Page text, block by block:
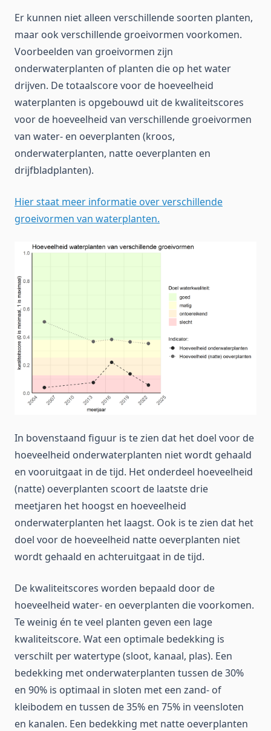
Er kunnen niet alleen verschillende soorten planten,
maar ook verschillende groeivormen voorkomen.
Voorbeelden van groeivormen zijn
onderwaterplanten of planten die op het water
drijven. De totaalscore voor de hoeveelheid
waterplanten is opgebouwd uit de kwaliteitscores
voor de hoeveelheid van verschillende groeivormen
van water- en oeverplanten (kroos,
onderwaterplanten, natte oeverplanten en
drijfbladplanten).
Hier staat meer informatie over verschillende
groeivormen van waterplanten.
In bovenstaand figuur is te zien dat het doel voor de
hoeveelheid onderwaterplanten niet wordt gehaald
en vooruitgaat in de tijd. Het onderdeel hoeveelheid
(natte) oeverplanten scoort de laatste drie
meetjaren het hoogst en hoeveelheid
onderwaterplanten het laagst. Ook is te zien dat het
doel voor de hoeveelheid natte oeverplanten niet
wordt gehaald en achteruitgaat in de tijd.
De kwaliteitscores worden bepaald door de
hoeveelheid water- en oeverplanten die voorkomen.
Te weinig én te veel planten geven een lage
kwaliteitscore. Wat een optimale bedekking is
verschilt per watertype (sloot, kanaal, plas). Een
bedekking met onderwaterplanten tussen de 30%
en 90% is optimaal in sloten met een zand- of
kleibodem en tussen de 35% en 75% in veensloten
en kanalen. Een bedekking met natte oeverplanten